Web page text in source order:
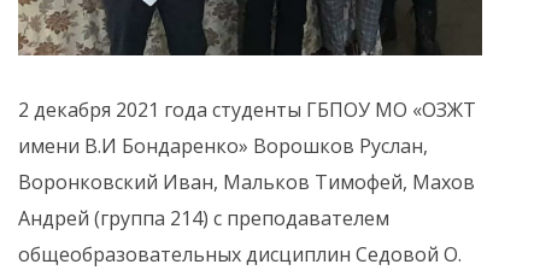
2 декабря 2021 года студенты ГБПОУ МО «ОЗЖТ
имени В.И Бондаренко» Ворошков Руслан,
Воронковский Иван, Мальков Тимофей, Махов
Андрей (группа 214) с преподавателем
общеобразовательных дисциплин Седовой О.